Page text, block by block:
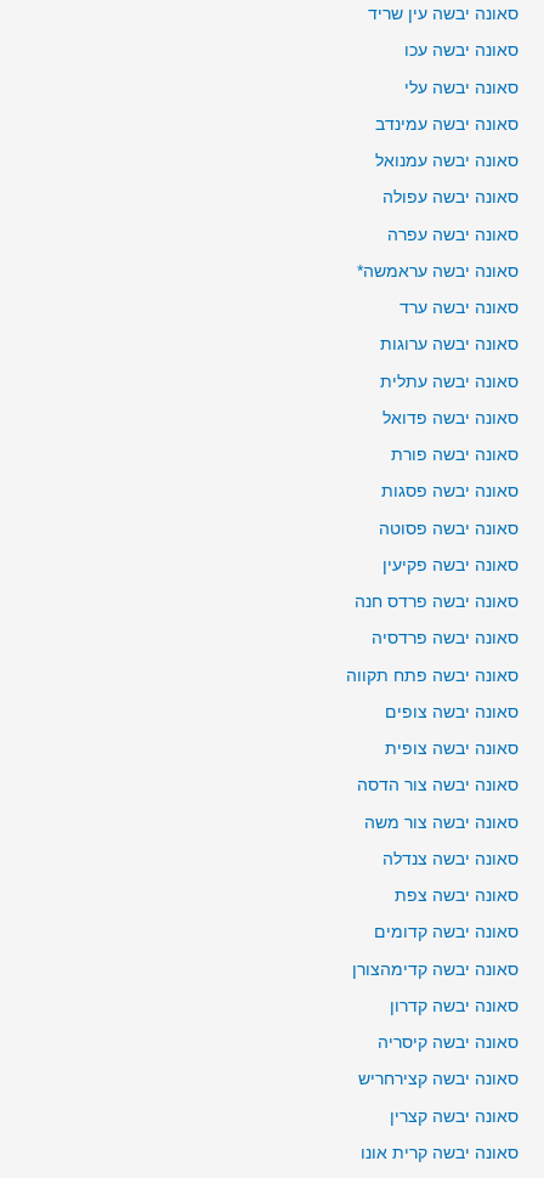
סאונה יבשה עין שריד
סאונה יבשה עכו
סאונה יבשה עלי
סאונה יבשה עמינדב
סאונה יבשה עמנואל
סאונה יבשה עפולה
סאונה יבשה עפרה
סאונה יבשה עראמשה*
סאונה יבשה ערד
סאונה יבשה ערוגות
סאונה יבשה עתלית
סאונה יבשה פדואל
סאונה יבשה פורת
סאונה יבשה פסגות
סאונה יבשה פסוטה
סאונה יבשה פקיעין
סאונה יבשה פרדס חנה
סאונה יבשה פרדסיה
סאונה יבשה פתח תקווה
סאונה יבשה צופים
סאונה יבשה צופית
סאונה יבשה צור הדסה
סאונה יבשה צור משה
סאונה יבשה צנדלה
סאונה יבשה צפת
סאונה יבשה קדומים
סאונה יבשה קדימהצורן
סאונה יבשה קדרון
סאונה יבשה קיסריה
סאונה יבשה קצירחריש
סאונה יבשה קצרין
סאונה יבשה קרית אונו